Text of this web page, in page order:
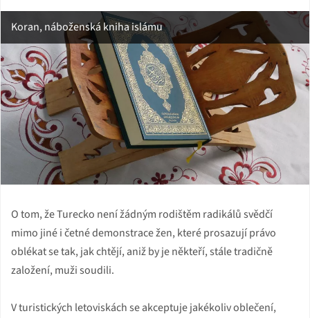
Koran, náboženská kniha islámu
O tom, že Turecko není žádným rodištěm radikálů svědčí
mimo jiné i četné demonstrace žen, které prosazují právo
oblékat se tak, jak chtějí, aniž by je někteří, stále tradičně
založení, muži soudili.
V turistických letoviskách se akceptuje jakékoliv oblečení,